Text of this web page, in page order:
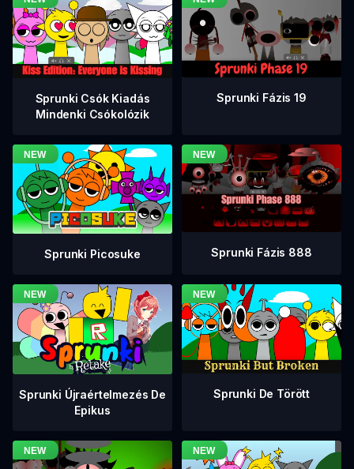
Sprunki Csók Kiadás
Mindenki Csókolózik
Sprunki Fázis 19
Sprunki Picosuke Sprunki Fázis 888
Sprunki Újraértelmezés De
Epikus
Sprunki De Törött